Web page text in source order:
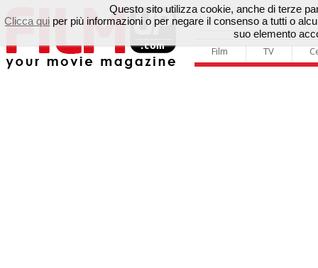
Film TV
Questo sito utilizza cookie, anche di terze
Clicca qui per più informazioni o per negare il consenso a tutti o
suo elemento